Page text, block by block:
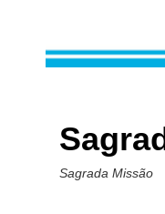
Sagrada Missão